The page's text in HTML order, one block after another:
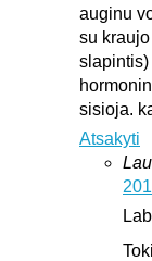
auginu
su
sisioja.
Atsakyti